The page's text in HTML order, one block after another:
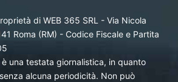
di WEB 365 SRL - Via Nicola
Roma (RM) - Codice Fiscale e Partita
una testata giornalistica, in quanto
alcuna periodicità. Non può